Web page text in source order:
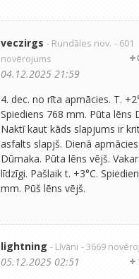
veczirgs - Rundāles nov. - 601
novērojums
04.12.2025 21:59
4. dec. no rīta apmācies. T.
Spiediens 768 mm. Pūta lēns
Naktī kaut kāds slapjums ir
asfalts slapjš. Dienā apmācies.
Dūmaka. Pūta lēns vējš.
līdzīgi. Pašlaik t. +3°C.
mm. Pūš lēns vējš.
lightning - Līvāni - 3669
05.12.2025 02:51